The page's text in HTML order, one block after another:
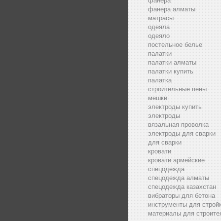
фанера алматы
матрасы
одеяла
одеяло
постельное белье
палатки
палатки алматы
палатки купить
палатка
строительные пены
мешки
электроды купить
электроды
вязальная проволка
электроды для сварки
для сварки
кровати
кровати армейские
спецодежда
спецодежда алматы
спецодежда казахстан
вибраторы для бетона
инструменты для
материалы для